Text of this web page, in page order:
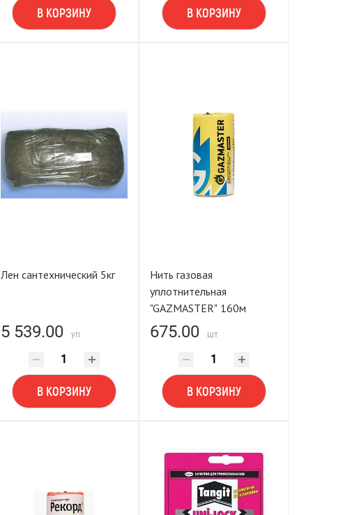
В КОРЗИНУ В КОРЗИНУ
Лен сантехнический 5кг
5 539.00 уп
В КОРЗИНУ
Нить газовая
уплотнительная
"GAZMASTER" 160м
675.00 шт
В КОРЗИНУ